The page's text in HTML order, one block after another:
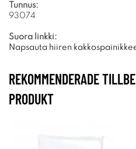
Tunnus:
93074
Suora linkki:
Napsauta hiiren
REKOMMENDERADE
PRODUKT